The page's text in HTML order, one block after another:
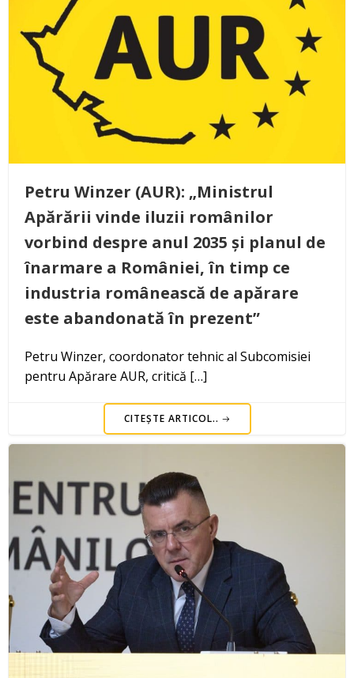
Petru Winzer (AUR): „Ministrul
Apărării vinde iluzii românilor
vorbind despre anul 2035 și planul de
înarmare a României, în timp ce
industria românească de apărare
este abandonată în prezent”
Petru Winzer, coordonator tehnic al Subcomisiei
pentru Apărare AUR, critică […]
CITEȘTE ARTICOL..